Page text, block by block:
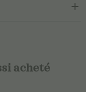
acheté